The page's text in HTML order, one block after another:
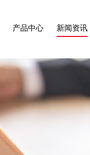
产品中心 新闻资讯